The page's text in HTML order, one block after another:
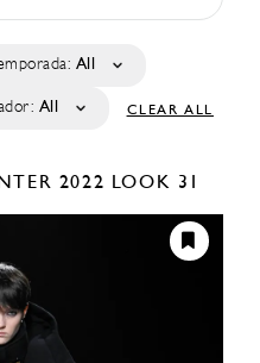
All
All CLEAR ALL
2022 LOOK 31